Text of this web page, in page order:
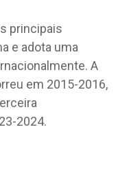
principais
e adota uma
A
em 2015-2016,
2024.